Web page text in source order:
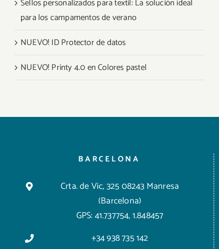
Sellos personalizados para textil: La solución ideal
para los campamentos de verano
NUEVO! ID Protector de datos
NUEVO! Printy 4.0 en Colores pastel
BARCELONA
Crta. de Vic, 325 08243 Manresa
(Barcelona)
GPS: 41.737754, 1.848457
+34 938 735 142